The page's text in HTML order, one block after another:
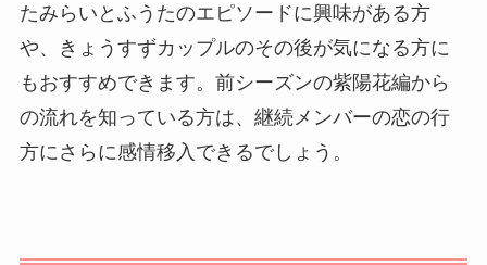
たみらいとふうたのエピソードに興味がある方
や、きょうすずカップルのその後が気になる方に
もおすすめできます。前シーズンの紫陽花編から
の流れを知っている方は、継続メンバーの恋の行
方にさらに感情移入できるでしょう。